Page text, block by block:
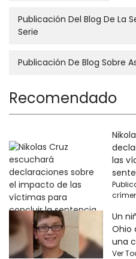
Publicación Del Blog De La
Serie
Publicación De Blog Sobre
Recomendado
las
Un
Ohio
una
Ver